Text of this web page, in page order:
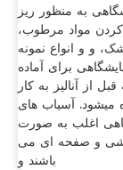
به منظور ریز
مواد مرطوب،
و و انواع نمونه
برای آماده
از آنالیز به کار
میشود. آسیاب های
اغلب به صورت
و صفحه ای می
باشند و